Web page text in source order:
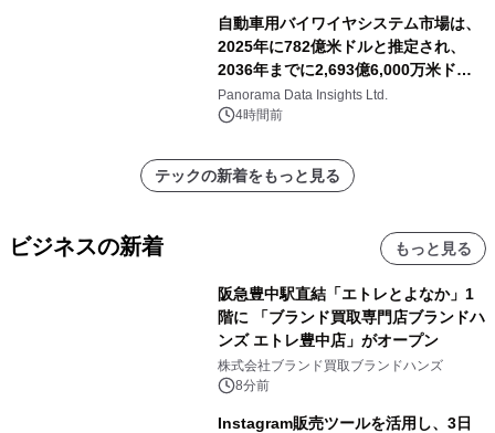
自動車用バイワイヤシステム市場は、
2025年に782億米ドルと推定され、
2036年までに2,693億6,000万米ドル
に達すると予測されており、予測期間
（2026年～2036年）
Panorama Data Insights Ltd.
4時間前
テックの新着をもっと見る
ビジネスの新着 もっと見る
阪急豊中駅直結「エトレとよなか」1
階に 「ブランド買取専門店ブランドハ
ンズ エトレ豊中店」がオープン
株式会社ブランド買取ブランドハンズ
8分前
Instagram販売ツールを活用し、3日